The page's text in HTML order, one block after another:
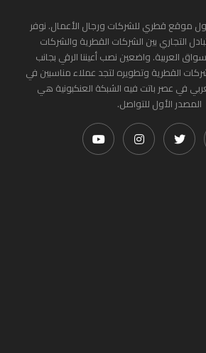
موقع قطري للشركات ورجال الأعمال. نوفر
التجاري بين الشركات القطرية والشركات
العربية. واضعين نصب أعيننا الرقي بجانب
القطرية وتطويره لتجد عملاء مناسبين في
في عصر باتت فيه الشبكة العنكبونية هي
المصدر الأول للتواصل.